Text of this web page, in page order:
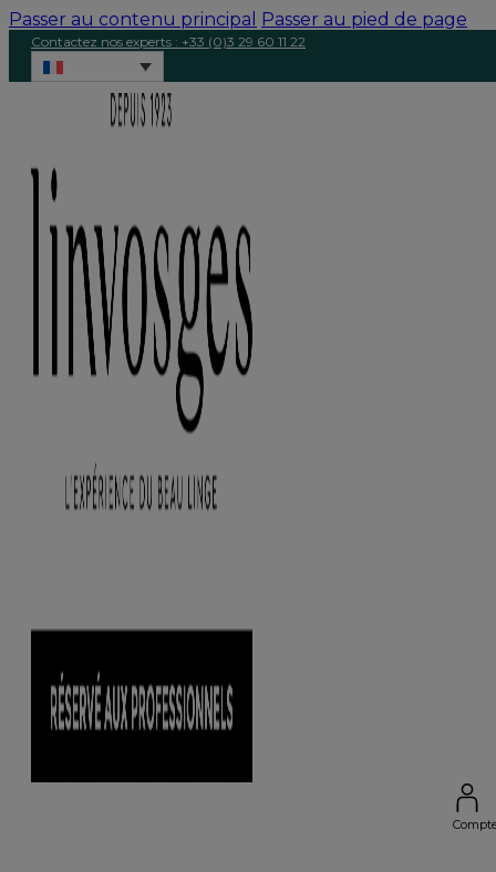
Passer au contenu principal Passer au pied de page
Contactez nos experts : +33 (0)3 29 60 11 22